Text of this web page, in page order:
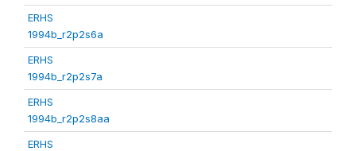
ERHS
1994b_r2p2s6a
ERHS
1994b_r2p2s7a
ERHS
1994b_r2p2s8aa
ERHS